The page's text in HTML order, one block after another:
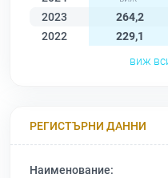
2023
264,2
2022
229,1
виж
РЕГИСТЪРНИ ДАННИ
Наименование: